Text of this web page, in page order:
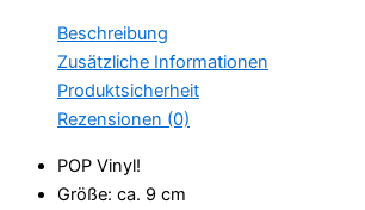
Beschreibung
Zusätzliche Informationen
Produktsicherheit
Rezensionen (0)
POP Vinyl!
Größe: ca. 9 cm